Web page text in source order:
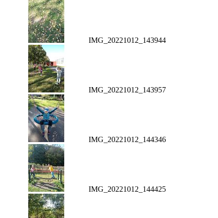
IMG_20221012_143944
IMG_20221012_143957
IMG_20221012_144346
IMG_20221012_144425